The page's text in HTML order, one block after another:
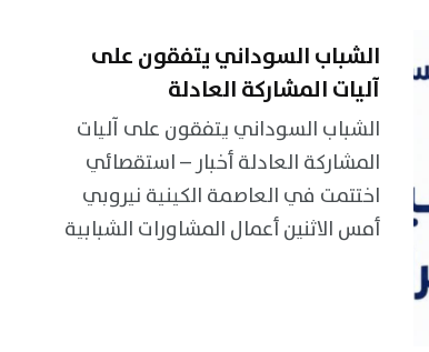
الشباب السوداني يتفقون على
آليات المشاركة العادلة
الشباب السوداني يتفقون على آليات
المشاركة العادلة أخبار – استقصائي
اختتمت في العاصمة الكينية نيروبي
أمس الاثنين أعمال المشاورات الشبابية